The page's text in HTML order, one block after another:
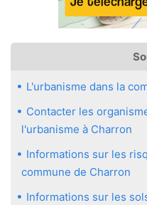
L'urbanisme dans la
Contacter les
l'urbanisme à Charron
Informations sur les
commune de Charron
Informations sur les